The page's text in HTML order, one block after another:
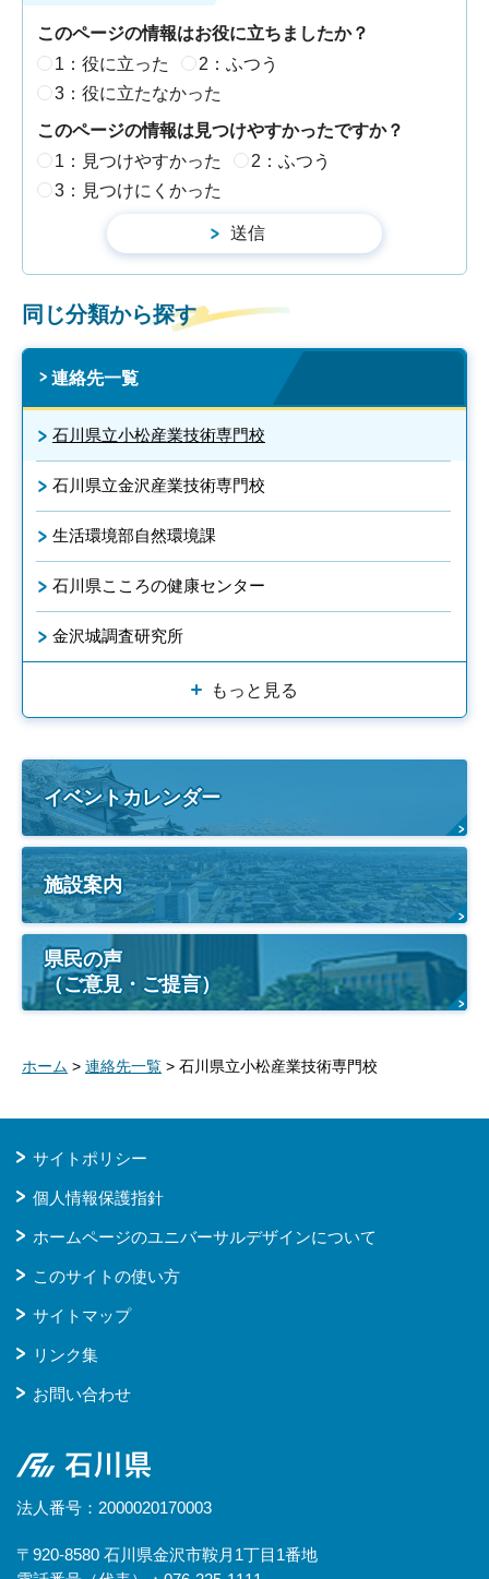
このページの情報はお役に立ちましたか？
1：役に立った
2：ふつう
3：役に立たなかった
このページの情報は見つけやすかったですか？
1：見つけやすかった
2：ふつう
3：見つけにくかった
同じ分類から探す
連絡先一覧
石川県立小松産業技術専門校
石川県立金沢産業技術専門校
生活環境部自然環境課
石川県こころの健康センター
金沢城調査研究所
もっと見る
イベントカレンダー
施設案内
県民の声
（ご意見・ご提言）
ホーム > 連絡先一覧 > 石川県立小松産業技術専門校
サイトポリシー
個人情報保護指針
ホームページのユニバーサルデザインについて
このサイトの使い方
サイトマップ
リンク集
お問い合わせ
石川県
法人番号：2000020170003
〒920-8580 石川県金沢市鞍月1丁目1番地